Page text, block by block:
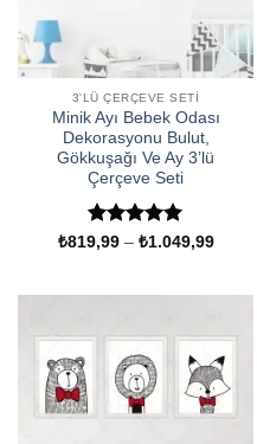
3'LÜ ÇERÇEVE SETI
Minik Ayı Bebek Odası
Dekorasyonu Bulut,
Gökkuşağı Ve Ay 3’lü
Çerçeve Seti
5 üzerinden
₺819,99 – ₺1.049,99Fiyat